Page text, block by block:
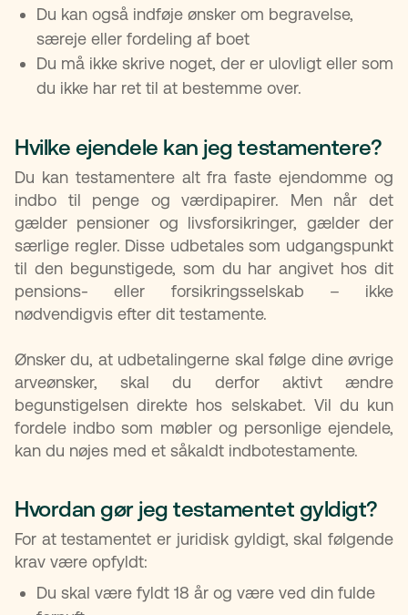
Du kan også indføje ønsker om begravelse,
særeje eller fordeling af boet
Du må ikke skrive noget, der er ulovligt eller som
du ikke har ret til at bestemme over.
Hvilke ejendele kan jeg testamentere?
Du kan testamentere alt fra faste ejendomme og
indbo til penge og værdipapirer. Men når det
gælder pensioner og livsforsikringer, gælder der
særlige regler. Disse udbetales som udgangspunkt
til den begunstigede, som du har angivet hos dit
pensions- eller forsikringsselskab – ikke
nødvendigvis efter dit testamente.
Ønsker du, at udbetalingerne skal følge dine øvrige
arveønsker, skal du derfor aktivt ændre
begunstigelsen direkte hos selskabet. Vil du kun
fordele indbo som møbler og personlige ejendele,
kan du nøjes med et såkaldt indbotestamente.
Hvordan gør jeg testamentet gyldigt?
For at testamentet er juridisk gyldigt, skal følgende
krav være opfyldt:
Du skal være fyldt 18 år og være ved din fulde